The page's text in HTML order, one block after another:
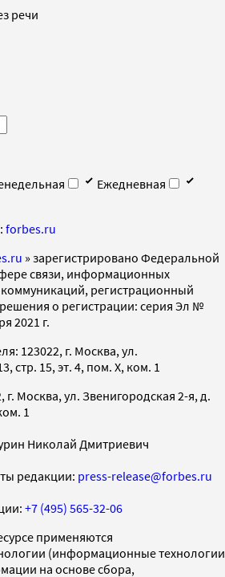
речи
Ежедневная
forbes.ru
» зарегистрировано Федеральной
связи, информационных
регистрационный
о регистрации: серия Эл №
2021 г.
123022, г. Москва, ул.
стр. 15, эт. 4, пом. X, ком. 1
Москва, ул. Звенигородская 2-я, д.
1
Николай Дмитриевич
редакции: press-release@forbes.ru
+7 (495) 565-32-06
применяются
(информационные технологии
на основе сбора,